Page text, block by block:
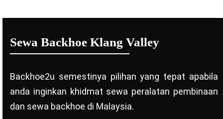
Sewa Backhoe Klang Valley
Backhoe2u semestinya pilihan yang tepat apabila
anda inginkan khidmat sewa peralatan pembinaan
dan sewa backhoe di Malaysia.